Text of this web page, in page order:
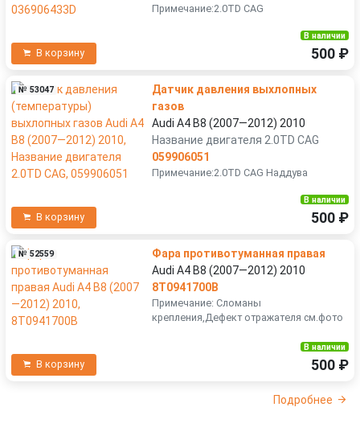
Примечание:2.0TD CAG
В корзину
В наличии
500 ₽
№ 53047
Датчик давления выхлопных
газов
Audi A4 B8 (2007—2012) 2010
Название двигателя 2.0TD CAG
059906051
Примечание:2.0TD CAG Наддува
В корзину
В наличии
500 ₽
№ 52559
Фара противотуманная правая
Audi A4 B8 (2007—2012) 2010
8T0941700B
Примечание: Сломаны
крепления,Дефект отражателя см.фото
В корзину
В наличии
500 ₽
Подробнее